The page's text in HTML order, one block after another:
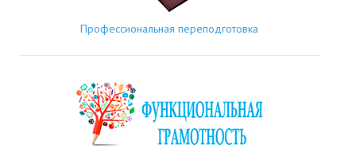
Профессиональная переподготовка